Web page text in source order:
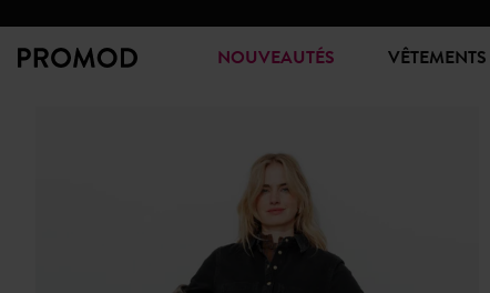
NOUVEAUTÉS VÊTEMENTS